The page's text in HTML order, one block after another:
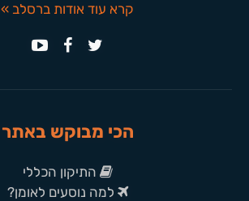
קרא עוד אודות ברסלב »
הכי מבוקש באתר
התיקון הכללי
למה נוסעים לאומן?